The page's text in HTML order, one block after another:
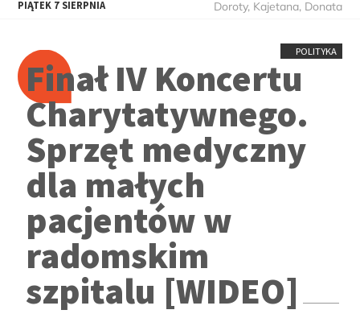
PIĄTEK 7 SIERPNIA Doroty, Kajetana, Donata
POLITYKA
Finał IV Koncertu
Charytatywnego.
Sprzęt medyczny
dla małych
pacjentów w
radomskim
szpitalu [WIDEO]